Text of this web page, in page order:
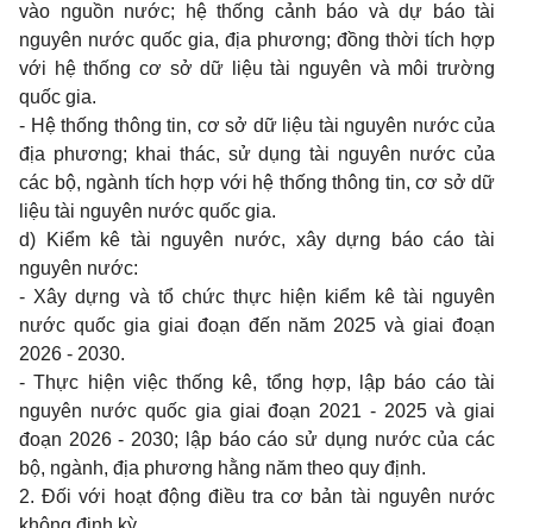
vào nguồn nước; hệ thống cảnh báo và dự báo tài
nguyên nước quốc gia, địa phương; đồng thời tích hợp
với hệ thống cơ sở dữ liệu tài nguyên và môi trường
quốc gia.
- Hệ thống thông tin, cơ sở dữ liệu tài nguyên nước của
địa phương; khai thác, sử dụng tài nguyên nước của
các bộ, ngành tích hợp với hệ thống thông tin, cơ sở dữ
liệu tài nguyên nước quốc gia.
d) Kiểm kê tài nguyên nước, xây dựng báo cáo tài
nguyên nước:
- Xây dựng và tổ chức thực hiện kiểm kê tài nguyên
nước quốc gia giai đoạn đến năm 2025 và giai đoạn
2026 - 2030.
- Thực hiện việc thống kê, tổng hợp, lập báo cáo tài
nguyên nước quốc gia giai đoạn 2021 - 2025 và giai
đoạn 2026 - 2030; lập báo cáo sử dụng nước của các
bộ, ngành, địa phương hằng năm theo quy định.
2. Đối với hoạt động điều tra cơ bản tài nguyên nước